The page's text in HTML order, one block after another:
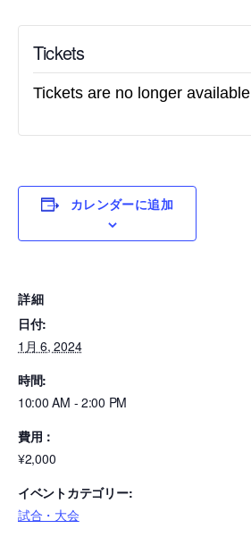
Tickets
Tickets are no longer available
カレンダーに追加
詳細
日付:
1月 6, 2024
時間:
10:00 AM - 2:00 PM
費用：
¥2,000
イベントカテゴリー:
試合・大会